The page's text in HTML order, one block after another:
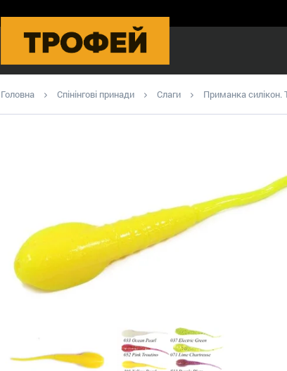
Головна Спінінгові принади Слаги Приманка силікон.